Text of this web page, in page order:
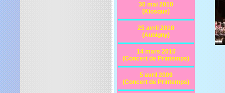
30 mai 2010
(Kiosque)
25 avril 2010
(Aubigny)
14 mars 2010
(Concert de Printemps)
5 avril 2009
(Concert de Printemps)